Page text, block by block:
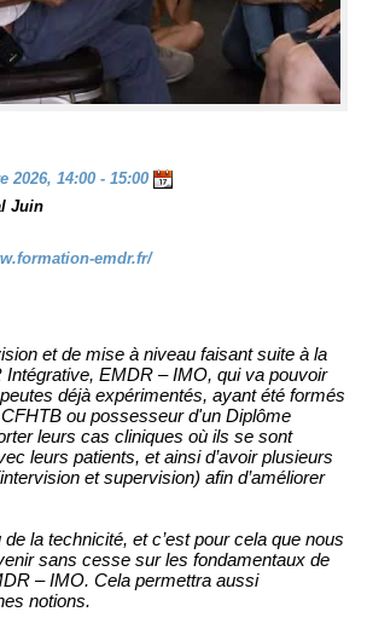
2026, 14:00 - 15:00
Juin
emdr.fr/
et de mise à niveau faisant suite à la
Intégrative, EMDR – IMO, qui va pouvoir
déjà expérimentés, ayant été formés
ou possesseur d'un Diplôme
leurs cas cliniques où ils se sont
leurs patients, et ainsi d’avoir plusieurs
et supervision) afin d’améliorer
la technicité, et c’est pour cela que nous
sans cesse sur les fondamentaux de
– IMO. Cela permettra aussi
notions.